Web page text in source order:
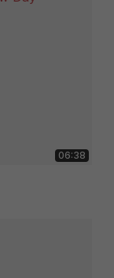
06:38